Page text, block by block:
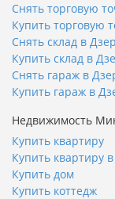
Снять торговую
Купить торговую
Снять склад в
Купить склад в
Снять гараж в
Купить гараж в
Недвижимость
Купить квартиру
Купить квартиру
Купить дом
Купить коттедж